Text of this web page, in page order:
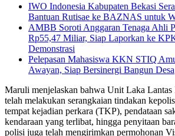
IWO Indonesia Kabupaten Bekasi
Bantuan Rutisae ke BAZNAS untuk
AMBB Soroti Anggaran Tenaga Ahli
Rp55,47 Miliar, Siap Laporkan ke
Demonstrasi
Pelepasan Mahasiswa KKN STIQ
Awayan, Siap Bersinergi Bangun Desa
Maruli menjelaskan bahwa Unit Laka Lantas
telah melakukan serangkaian tindakan
tempat kejadian perkara (TKP), pendataan
kendaraan yang terlibat, hingga penyitaan
polisi juga telah mengirimkan permohonan